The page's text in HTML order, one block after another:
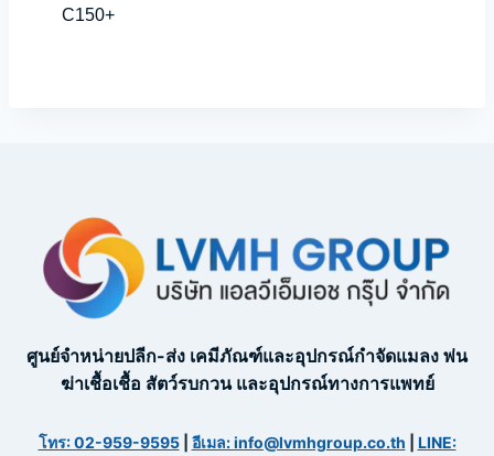
C150+
ศูนย์จำหน่ายปลีก-ส่ง เคมีภัณฑ์และอุปกรณ์กำจัดแมลง พ่น
ฆ่าเชื้อเชื้อ สัตว์รบกวน และอุปกรณ์ทางการแพทย์
โทร: 02-959-9595| อีเมล: info@lvmhgroup.co.th
LINE: